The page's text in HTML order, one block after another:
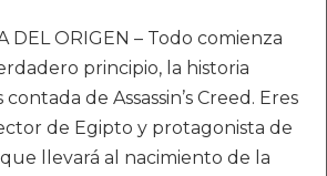
DEL ORIGEN – Todo comienza
principio, la historia
de Assassin’s Creed. Eres
de Egipto y protagonista de
llevará al nacimiento de la